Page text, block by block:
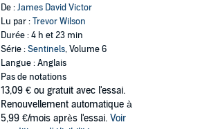
De :James David Victor
Lu par :Trevor Wilson
Durée : 4 h et 23 min
Série :Sentinels, Volume 6
Langue : Anglais
Pas de notations
13,09 € ou gratuit avec l'essai.
Renouvellement automatique à
5,99 €/mois après l'essai. Voir